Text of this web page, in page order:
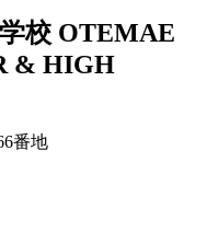
校 OTEMAE
& HIGH
番地